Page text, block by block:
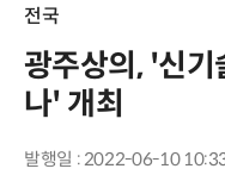
전국
광주상의, '신기
나' 개최
발행일 : 2022-06-10